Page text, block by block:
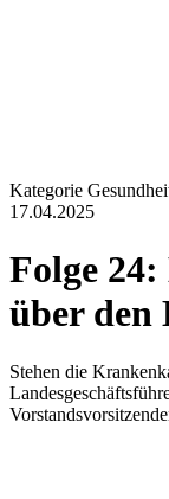
Kategorie
17.04.2025
Folge
über den
Stehen die